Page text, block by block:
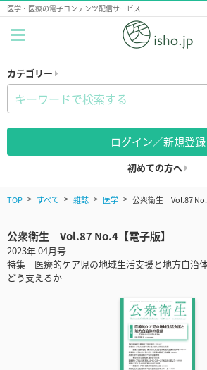
医学・医療の電子コンテンツ配信サービス
カテゴリー
ログイン／新規登録
初めての方へ
TOP すべて 雑誌 医学 公衆衛生 Vol.87
公衆衛生 Vol.87 No.4【電子版】
2023年 04月号
特集 医療的ケア児の地域生活支援と地方自治
どう支えるか